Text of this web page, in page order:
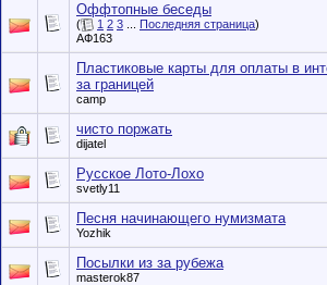
Оффтопные беседы
( 1 2 3 Последняя страница)
АФ163
Пластиковые карты для оплаты в
за границей
camp
чисто поржать
dijatel
Русское Лото-Лохо
svetly11
Песня начинающего нумизмата
Yozhik
Посылки из за рубежа
masterok87